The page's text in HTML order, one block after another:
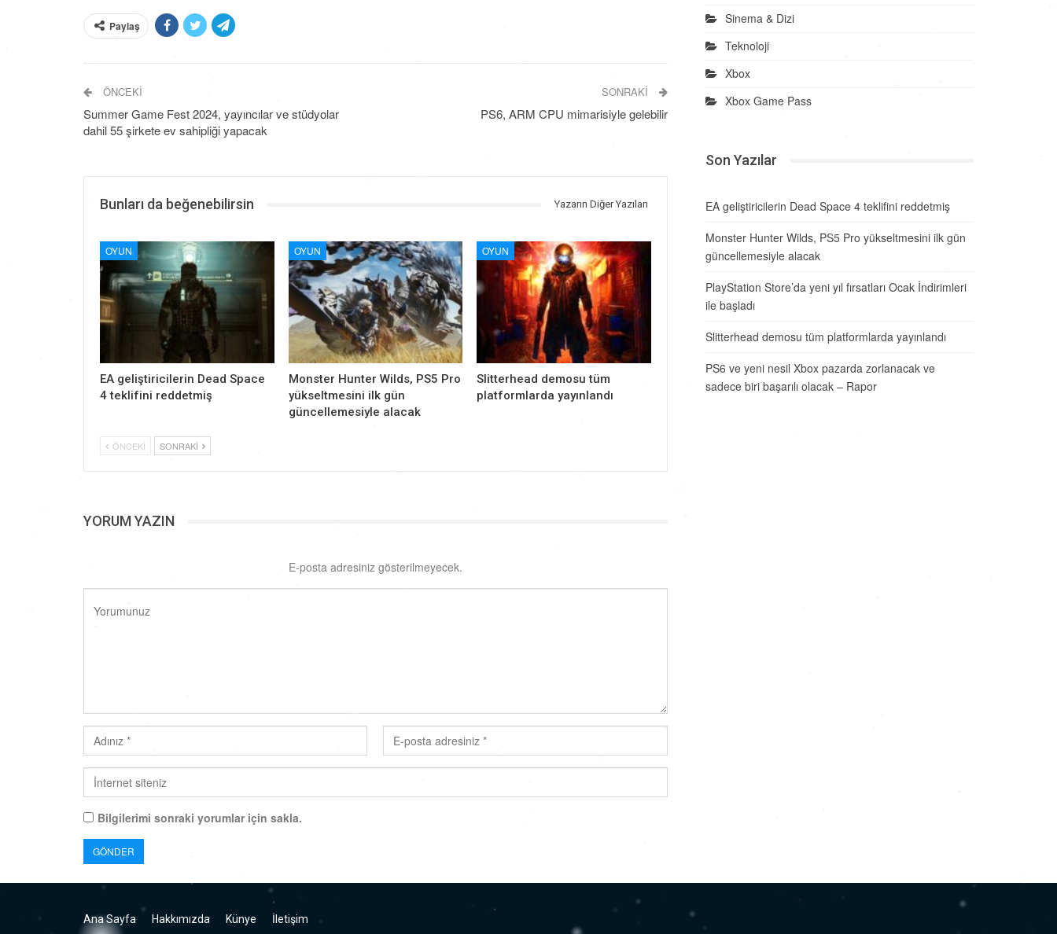
Paylaş
ÖNCEKI
Summer Game Fest 2024, yayıncılar ve stüdyolar
dahil 55 şirkete ev sahipliği yapacak
SONRAKI
PS6, ARM CPU mimarisiyle gelebilir
Bunları da beğenebilirsin Yazarın Diğer Yazıları
OYUN
EA geliştiricilerin Dead Space
4 teklifini reddetmiş
OYUN
Monster Hunter Wilds, PS5 Pro
yükseltmesini ilk gün
güncellemesiyle alacak
OYUN
Slitterhead demosu tüm
platformlarda yayınlandı
ÖNCEKI SONRAKI
YORUM YAZIN
E-posta adresiniz gösterilmeyecek.
Bilgilerimi sonraki yorumlar için sakla.
Sinema & Dizi
Teknoloji
Xbox
Xbox Game Pass
Son Yazılar
EA geliştiricilerin Dead Space 4 teklifini reddetmiş
Monster Hunter Wilds, PS5 Pro yükseltmesini ilk gün
güncellemesiyle alacak
PlayStation Store’da yeni yıl fırsatları Ocak İndirimleri
ile başladı
Slitterhead demosu tüm platformlarda yayınlandı
PS6 ve yeni nesil Xbox pazarda zorlanacak ve
sadece biri başarılı olacak – Rapor
Ana Sayfa Hakkımızda Künye İletişim